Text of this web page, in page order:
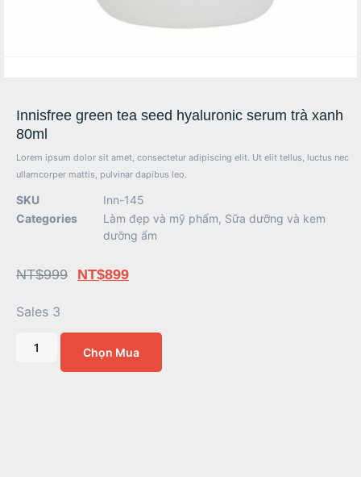
Innisfree green tea seed hyaluronic serum trà xanh
80ml
Lorem ipsum dolor sit amet, consectetur adipiscing elit. Ut elit tellus, luctus nec
ullamcorper mattis, pulvinar dapibus leo.
SKU
Inn-145
Categories
Làm đẹp và mỹ phẩm, Sữa dưỡng và kem
dưỡng ẩm
NT$999 NT$899
Sales 3
Chọn Mua